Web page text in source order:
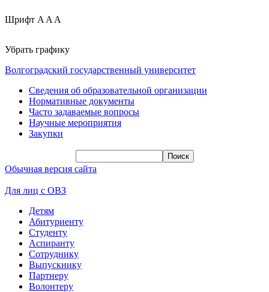
Шрифт A A A
Убрать графику
Волгоградский государственный университет
Сведения об образовательной организации
Нормативные документы
Часто задаваемые вопросы
Научные мероприятия
Закупки
Обычная версия сайта
Для лиц с ОВЗ
Детям
Абитуриенту
Студенту
Аспиранту
Сотруднику
Выпускнику
Партнеру
Волонтеру